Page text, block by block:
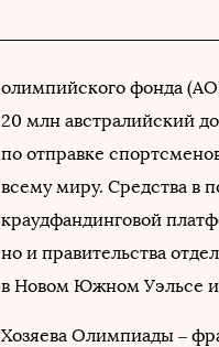
олимпийского фонда
20 млн австралийский
по отправке
всему миру. Средства в
краудфандинговой
но и правительства
в Новом Южном Уэльсе
Хозяева Олимпиады –